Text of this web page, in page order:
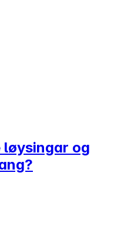
løysingar og